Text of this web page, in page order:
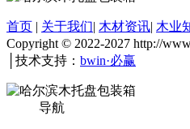
首页 | 关于我们| 木材资讯| 木业
Copyright © 2022-2027 http://
│技术支持： bwin·必赢
导航